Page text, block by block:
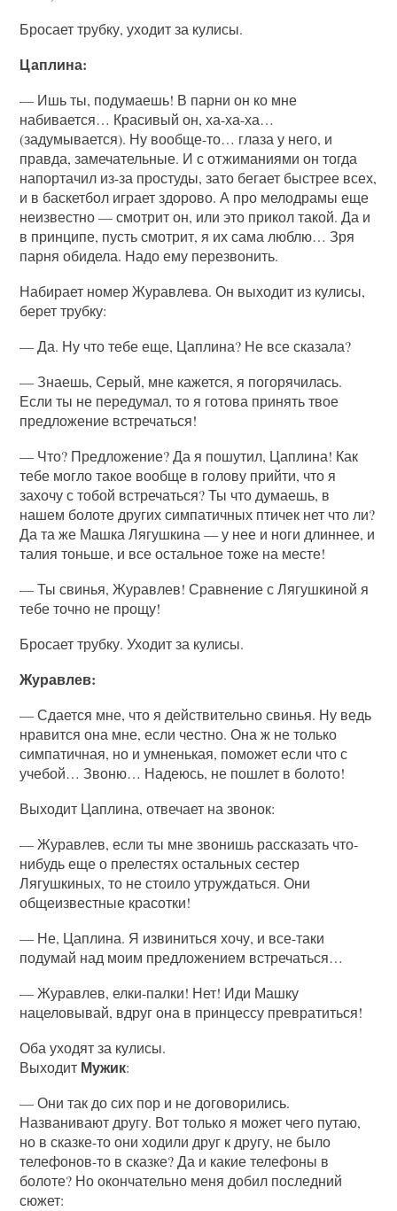
Бросает трубку, уходит за кулисы.
Цаплина:
— Ишь ты, подумаешь! В парни он ко мне
набивается… Красивый он, ха-ха-ха…
(задумывается). Ну вообще-то… глаза у него, и
правда, замечательные. И с отжиманиями он тогда
напортачил из-за простуды, зато бегает быстрее всех,
и в баскетбол играет здорово. А про мелодрамы еще
неизвестно — смотрит он, или это прикол такой. Да и
в принципе, пусть смотрит, я их сама люблю… Зря
парня обидела. Надо ему перезвонить.
Набирает номер Журавлева. Он выходит из кулисы,
берет трубку:
— Да. Ну что тебе еще, Цаплина? Не все сказала?
— Знаешь, Серый, мне кажется, я погорячилась.
Если ты не передумал, то я готова принять твое
предложение встречаться!
— Что? Предложение? Да я пошутил, Цаплина! Как
тебе могло такое вообще в голову прийти, что я
захочу с тобой встречаться? Ты что думаешь, в
нашем болоте других симпатичных птичек нет что ли?
Да та же Машка Лягушкина — у нее и ноги длиннее, и
талия тоньше, и все остальное тоже на месте!
— Ты свинья, Журавлев! Сравнение с Лягушкиной я
тебе точно не прощу!
Бросает трубку. Уходит за кулисы.
Журавлев:
— Сдается мне, что я действительно свинья. Ну ведь
нравится она мне, если честно. Она ж не только
симпатичная, но и умненькая, поможет если что с
учебой… Звоню… Надеюсь, не пошлет в болото!
Выходит Цаплина, отвечает на звонок:
— Журавлев, если ты мне звонишь рассказать что-
нибудь еще о прелестях остальных сестер
Лягушкиных, то не стоило утруждаться. Они
общеизвестные красотки!
— Не, Цаплина. Я извиниться хочу, и все-таки
подумай над моим предложением встречаться…
— Журавлев, елки-палки! Нет! Иди Машку
нацеловывай, вдруг она в принцессу превратиться!
Оба уходят за кулисы.
Выходит Мужик:
— Они так до сих пор и не договорились.
Названивают другу. Вот только я может чего путаю,
но в сказке-то они ходили друг к другу, не было
телефонов-то в сказке? Да и какие телефоны в
болоте? Но окончательно меня добил последний
сюжет: